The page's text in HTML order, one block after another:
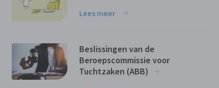
Lees meer
Beslissingen van de
Beroepscommissie voor
Tuchtzaken (ABB)